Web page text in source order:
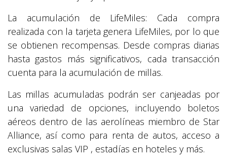
La acumulación de LifeMiles: Cada compra
realizada con la tarjeta genera LifeMiles, por lo que
se obtienen recompensas. Desde compras diarias
hasta gastos más significativos, cada transacción
cuenta para la acumulación de millas.
Las millas acumuladas podrán ser canjeadas por
una variedad de opciones, incluyendo boletos
aéreos dentro de las aerolíneas miembro de Star
Alliance, así como para renta de autos, acceso a
exclusivas salas VIP , estadías en hoteles y más.